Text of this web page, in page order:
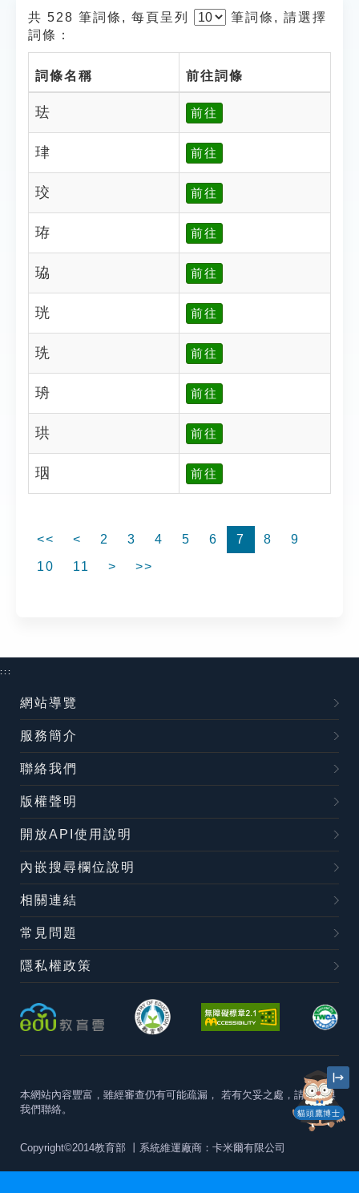
共 528 筆詞條, 每頁呈列 筆詞條, 請選擇
詞條：
詞條名稱 前往詞條
珐 前往
珒 前往
珓 前往
珔 前往
珕 前往
珖 前往
珗 前往
珘 前往
珙 前往
珚 前往
<< < 2 3 4 5 6 7 8
9
10
11 > >>
貓頭鷹博士
:::
網站導覽
服務簡介
聯絡我們
版權聲明
開放API使用說明
內嵌搜尋欄位說明
相關連結
常見問題
隱私權政策
本網站內容豐富，雖經審查仍有可能疏漏， 若有欠妥之處，請隨時與
我們聯絡。
Copyright©2014教育部 丨系統維運廠商：卡米爾有限公司